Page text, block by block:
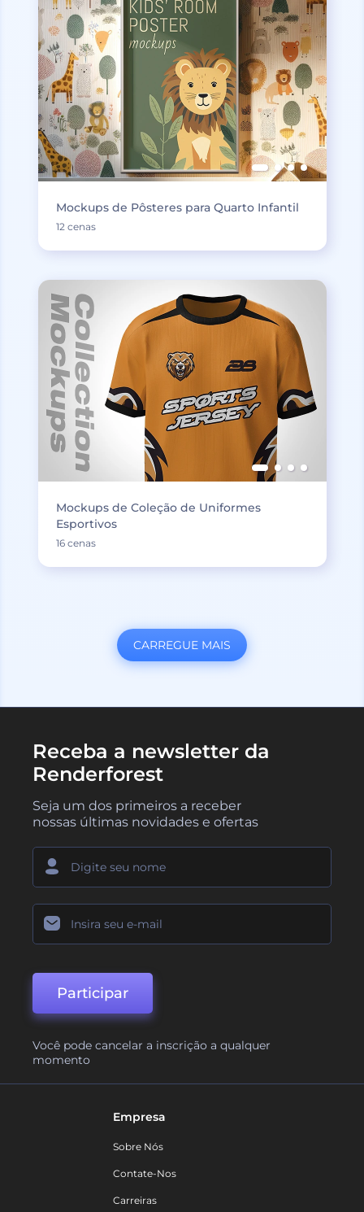
Mockups de Pôsteres para Quarto Infantil
12 cenas
Mockups de Coleção de Uniformes
Esportivos
16 cenas
CARREGUE MAIS
Receba a newsletter da
Renderforest
Seja um dos primeiros a receber
nossas últimas novidades e ofertas
Participar
Você pode cancelar a inscrição a qualquer
momento
Empresa
Sobre Nós
Contate-Nos
Carreiras